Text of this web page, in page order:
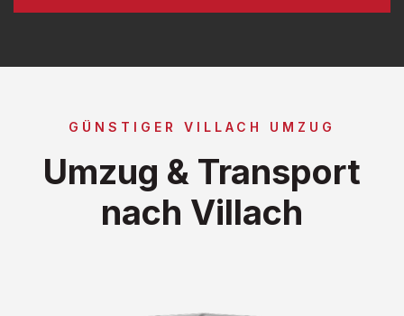
GÜNSTIGER VILLACH UMZUG
Umzug & Transport
nach Villach